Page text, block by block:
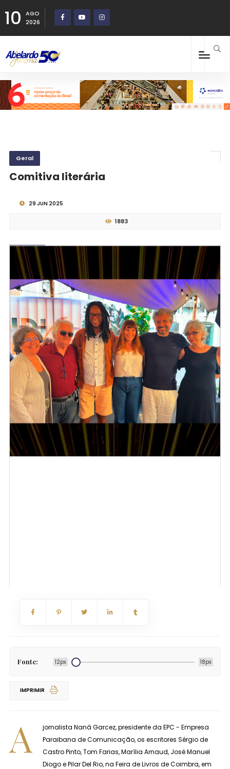
10
AGO
2026
Geral
Comitiva literária
29 JUN 2025
1883
Fonte: 12px 18px
IMPRIMIR
A
jornalista Naná Garcez, presidente da EPC - Empresa
Paraibana de Comunicação, os escritores Sérgio de
Castro Pinto, Tom Farias, Marília Arnaud, José Manuel
Diogo e Pilar Del Rio, na Feira de Livros de Coimbra, em